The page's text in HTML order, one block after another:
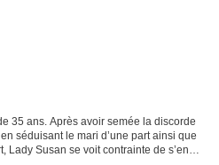
35 ans. Après avoir semée la discorde
séduisant le mari d’une part ainsi que
Lady Susan se voit contrainte de s’en